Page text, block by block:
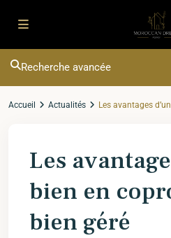
Recherche avancée
Accueil Actualités Les avantages
Les
bien en
bien géré